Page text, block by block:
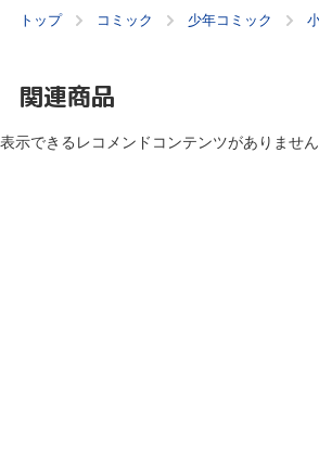
トップ コミック 少年コミック
関連商品
表示できるレコメンドコンテンツがありません